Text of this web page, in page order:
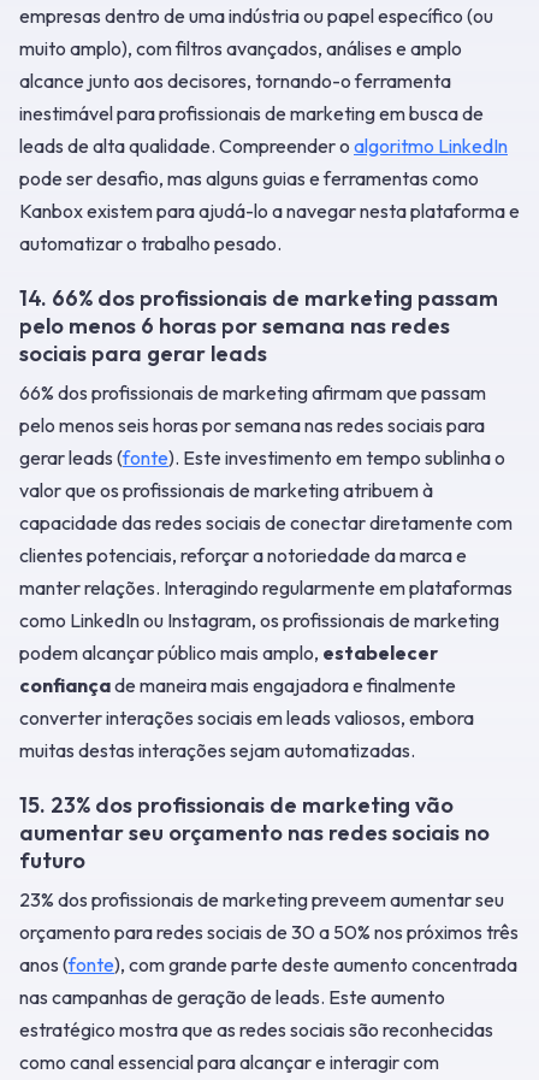
empresas dentro de uma indústria ou papel específico (ou
muito amplo), com filtros avançados, análises e amplo
alcance junto aos decisores, tornando-o ferramenta
inestimável para profissionais de marketing em busca de
leads de alta qualidade. Compreender o algoritmo LinkedIn
pode ser desafio, mas alguns guias e ferramentas como
Kanbox existem para ajudá-lo a navegar nesta plataforma e
automatizar o trabalho pesado.
14. 66% dos profissionais de marketing passam
pelo menos 6 horas por semana nas redes
sociais para gerar leads
66% dos profissionais de marketing afirmam que passam
pelo menos seis horas por semana nas redes sociais para
gerar leads (fonte). Este investimento em tempo sublinha o
valor que os profissionais de marketing atribuem à
capacidade das redes sociais de conectar diretamente com
clientes potenciais, reforçar a notoriedade da marca e
manter relações. Interagindo regularmente em plataformas
como LinkedIn ou Instagram, os profissionais de marketing
podem alcançar público mais amplo, estabelecer
confiançade maneira mais engajadora e finalmente
converter interações sociais em leads valiosos, embora
muitas destas interações sejam automatizadas.
15. 23% dos profissionais de marketing vão
aumentar seu orçamento nas redes sociais no
futuro
23% dos profissionais de marketing preveem aumentar seu
orçamento para redes sociais de 30 a 50% nos próximos três
anos (fonte), com grande parte deste aumento concentrada
nas campanhas de geração de leads. Este aumento
estratégico mostra que as redes sociais são reconhecidas
como canal essencial para alcançar e interagir com